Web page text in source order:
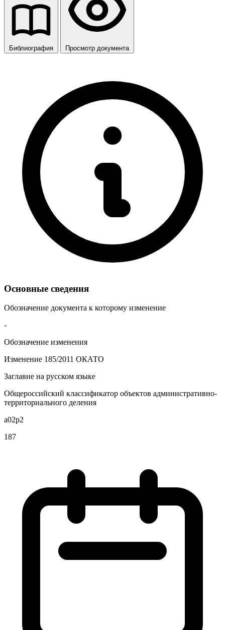
Библиография Просмотр документа
Основные сведения
Обозначение документа к которому изменение
-
Обозначение изменения
Изменение 185/2011 ОКАТО
Заглавие на русском языке
Общероссийский классификатор объектов административно-
территориального деления
a02p2
187